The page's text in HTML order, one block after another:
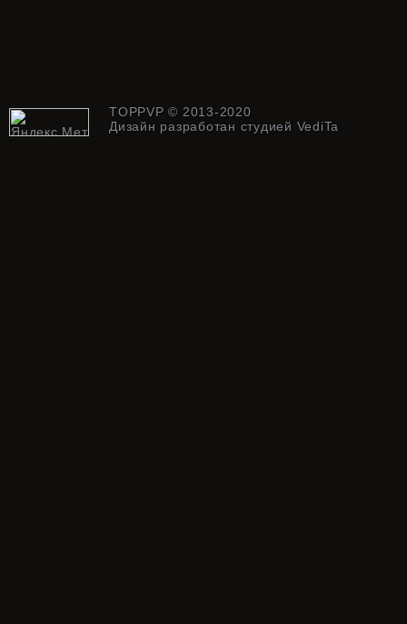
TOPPVP © 2013-2020
Дизайн разработан студией VediTa